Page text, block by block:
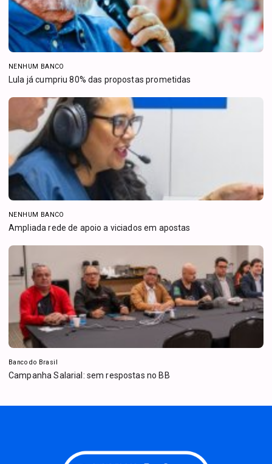
NENHUM BANCO
Lula já cumpriu 80% das propostas prometidas
NENHUM BANCO
Ampliada rede de apoio a viciados em apostas
Banco do Brasil
Campanha Salarial: sem respostas no BB